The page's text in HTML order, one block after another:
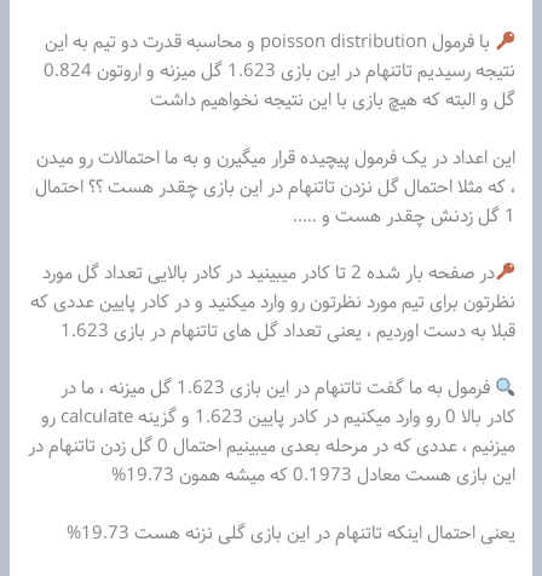
با فرمول poisson distribution و محاسبه قدرت دو تیم به این
نتیجه رسیدیم تاتنهام در این بازی 1.623 گل میزنه و اروتون 0.824
گل و البته که هیچ بازی با این نتیجه نخواهیم داشت
این اعداد در یک فرمول پیچیده قرار میگیرن و به ما احتمالات رو میدن
، که مثلا احتمال گل نزدن تاتنهام در این بازی چقدر هست ؟؟ احتمال
1 گل زدنش چقدر هست و …..
در صفحه بار شده 2 تا کادر میبینید در کادر بالایی تعداد گل مورد
نظرتون برای تیم مورد نظرتون رو وارد میکنید و در کادر پایین عددی که
قبلا به دست اوردیم ، یعنی تعداد گل های تاتنهام در بازی 1.623
فرمول به ما گفت تاتنهام در این بازی 1.623 گل میزنه ، ما در
کادر بالا 0 رو وارد میکنیم در کادر پایین 1.623 و گزینه calculate رو
میزنیم ، عددی که در مرحله بعدی میبینیم احتمال 0 گل زدن تاتنهام در
این بازی هست معادل 0.1973 که میشه همون 19.73%
یعنی احتمال اینکه تاتنهام در این بازی گلی نزنه هست 19.73%